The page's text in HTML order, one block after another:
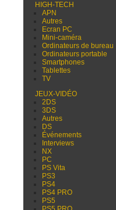
HIGH-TECH
APN
Autres
Ecran PC
Mini-caméra
Ordinateurs de bureau
Ordinateurs portable
Smartphones
Tablettes
TV
JEUX-VIDÉO
2DS
3DS
Autres
DS
Événements
Interviews
NX
PC
PS Vita
PS3
PS4
PS4 PRO
PS5